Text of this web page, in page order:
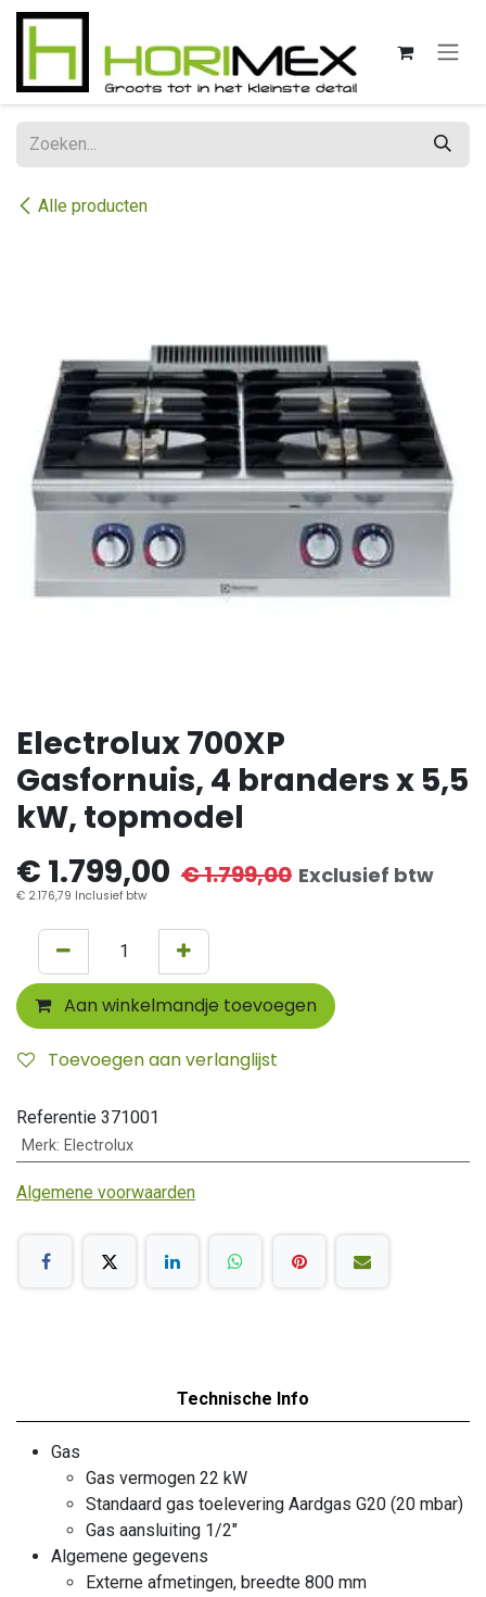
Overslaan naar inhoud
Alle producten
Electrolux 700XP
Gasfornuis, 4 branders x 5,5
kW, topmodel
€ 1.799,00 €1.799,00 Exclusief btw
€ 2.176,79 Inclusief btw
Aan winkelmandje toevoegen
Toevoegen aan verlanglijst
Referentie 371001
Merk: Electrolux
Algemene voorwaarden
Technische Info
Gas
Gas vermogen 22 kW
Standaard gas toelevering Aardgas G20 (20 mbar)
Gas aansluiting 1/2"
Algemene gegevens
Externe afmetingen, breedte 800 mm